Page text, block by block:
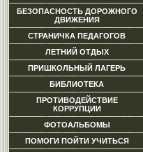
БЕЗОПАСНОСТЬ ДОРОЖНОГО
ДВИЖЕНИЯ
СТРАНИЧКА ПЕДАГОГОВ
ЛЕТНИЙ ОТДЫХ
ПРИШКОЛЬНЫЙ ЛАГЕРЬ
БИБЛИОТЕКА
ПРОТИВОДЕЙСТВИЕ
КОРРУПЦИИ
ФОТОАЛЬБОМЫ
ПОМОГИ ПОЙТИ УЧИТЬСЯ